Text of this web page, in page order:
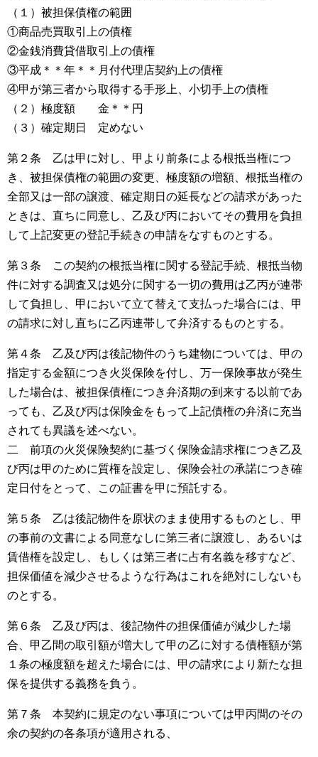
（１）被担保債権の範囲
①商品売買取引上の債権
②金銭消費貸借取引上の債権
③平成＊＊年＊＊月付代理店契約上の債権
④甲が第三者から取得する手形上、小切手上の債権
（２）極度額 金＊＊円
（３）確定期日 定めない
第２条 乙は甲に対し、甲より前条による根抵当権につ
き、被担保債権の範囲の変更、極度額の増額、根抵当権の
全部又は一部の譲渡、確定期日の延長などの請求があった
ときは、直ちに同意し、乙及び丙においてその費用を負担
して上記変更の登記手続きの申請をなすものとする。
第３条 この契約の根抵当権に関する登記手続、根抵当物
件に対する調査又は処分に関する一切の費用は乙丙が連帯
して負担し、甲において立て替えて支払った場合には、甲
の請求に対し直ちに乙丙連帯して弁済するものとする。
第４条 乙及び丙は後記物件のうち建物については、甲の
指定する金額につき火災保険を付し、万一保険事故が発生
した場合は、被担保債権につき弁済期の到来する以前であ
っても、乙及び丙は保険金をもって上記債権の弁済に充当
されても異議を述べない。
二 前項の火災保険契約に基づく保険金請求権につき乙及
び丙は甲のために質権を設定し、保険会社の承諾につき確
定日付をとって、この証書を甲に預託する。
第５条 乙は後記物件を原状のまま使用するものとし、甲
の事前の文書による同意なしに第三者に譲渡し、あるいは
賃借権を設定し、もしくは第三者に占有名義を移すなど、
担保価値を減少させるような行為はこれを絶対にしないも
のとする。
第６条 乙及び丙は、後記物件の担保価値が減少した場
合、甲乙間の取引額が増大して甲の乙に対する債権額が第
１条の極度額を超えた場合には、甲の請求により新たな担
保を提供する義務を負う。
第７条 本契約に規定のない事項については甲丙間のその
余の契約の各条項が適用される、